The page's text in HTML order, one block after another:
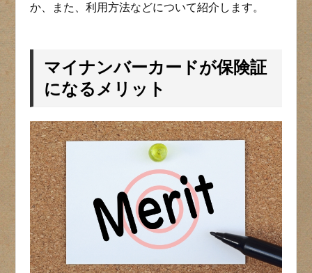
か、また、利用方法などについて紹介します。
マイナンバーカードが保険証
になるメリット